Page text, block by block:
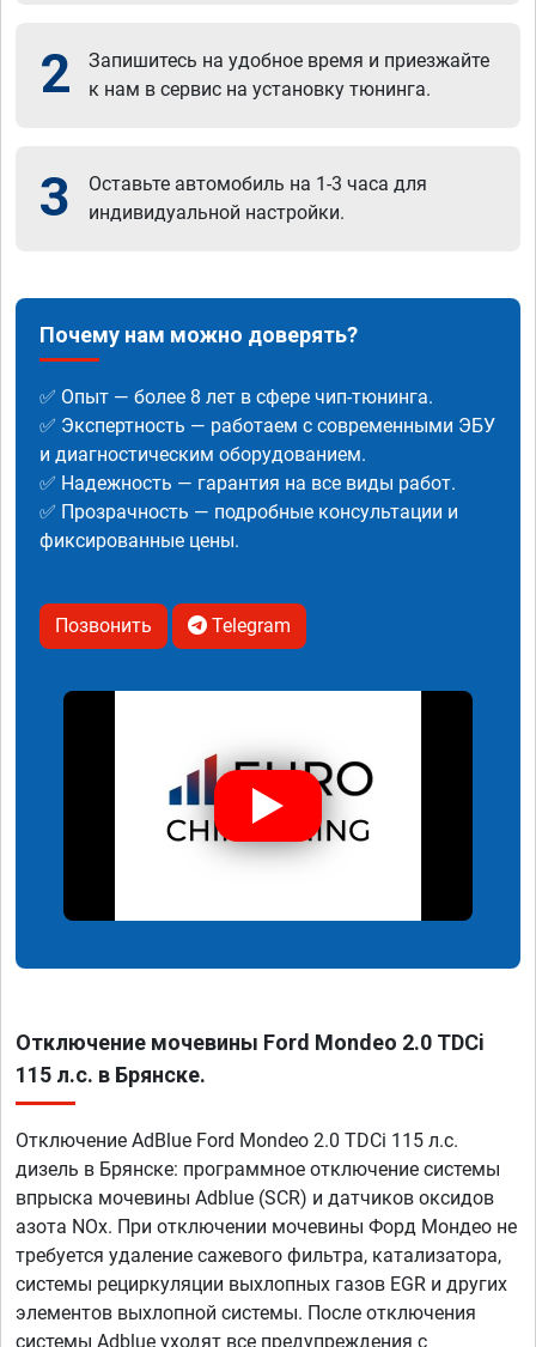
2
Запишитесь на удобное время и приезжайте
к нам в сервис на установку тюнинга.
3
Оставьте автомобиль на 1-3 часа для
индивидуальной настройки.
Почему нам можно доверять?
✅ Опыт — более 8 лет в сфере чип-тюнинга.
✅ Экспертность — работаем с современными ЭБУ
и диагностическим оборудованием.
✅ Надежность — гарантия на все виды работ.
✅ Прозрачность — подробные консультации и
фиксированные цены.
Позвонить Telegram
Отключение мочевины Ford Mondeo 2.0 TDCi
115 л.с. в Брянске.
Отключение AdBlue Ford Mondeo 2.0 TDCi 115 л.с.
дизель в Брянске: программное отключение системы
впрыска мочевины Adblue (SCR) и датчиков оксидов
азота NOx. При отключении мочевины Форд Мондео не
требуется удаление сажевого фильтра, катализатора,
системы рециркуляции выхлопных газов EGR и других
элементов выхлопной системы. После отключения
системы Adblue уходят все предупреждения с